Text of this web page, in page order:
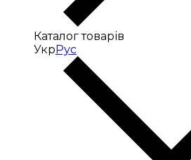
Каталог товарів
УкрРус